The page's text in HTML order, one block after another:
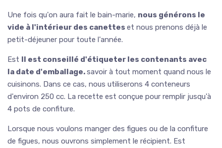
Une fois qu'on aura fait le bain-marie, nous générons le
vide à l'intérieur des canettes et nous prenons déjà le
petit-déjeuner pour toute l'année.
Est Il est conseillé d'étiqueter les contenants avec
la date d'emballage.savoir à tout moment quand nous le
cuisinons. Dans ce cas, nous utiliserons 4 conteneurs
d'environ 250 cc. La recette est conçue pour remplir jusqu'à
4 pots de confiture.
Lorsque nous voulons manger des figues ou de la confiture
de figues, nous ouvrons simplement le récipient. Est